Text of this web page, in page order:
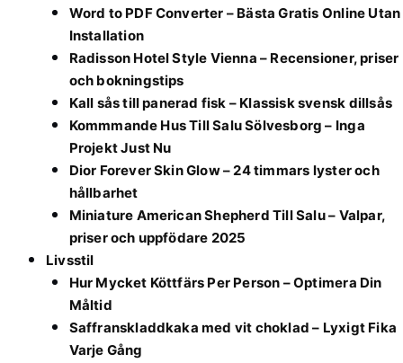
Word to PDF Converter – Bästa Gratis Online Utan
Installation
Radisson Hotel Style Vienna – Recensioner, priser
och bokningstips
Kall sås till panerad fisk – Klassisk svensk dillsås
Kommmande Hus Till Salu Sölvesborg – Inga
Projekt Just Nu
Dior Forever Skin Glow – 24 timmars lyster och
hållbarhet
Miniature American Shepherd Till Salu – Valpar,
priser och uppfödare 2025
Livsstil
Hur Mycket Köttfärs Per Person – Optimera Din
Måltid
Saffranskladdkaka med vit choklad – Lyxigt Fika
Varje Gång